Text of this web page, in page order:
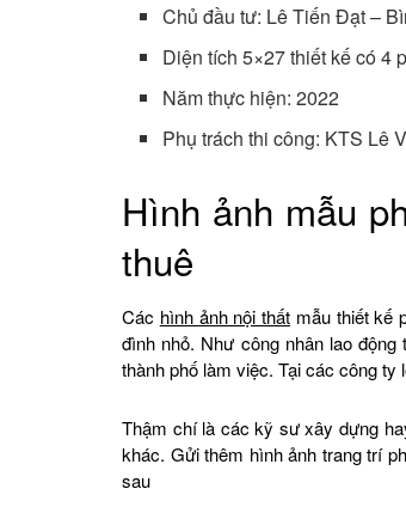
Chủ đầu tư: Lê Tiến Đạt –
Diện tích 5×27 thiết kế có 4
Năm thực hiện: 2022
Phụ trách thi công: KTS Lê
Hình ảnh mẫu
thuê
Các hình ảnh nội thất mẫu thiết kế
đình nhỏ. Như công nhân lao
thành phố làm việc. Tại các công ty
Thậm chí là các kỹ sư xây dựng
khác. Gửi thêm hình ảnh trang trí
sau